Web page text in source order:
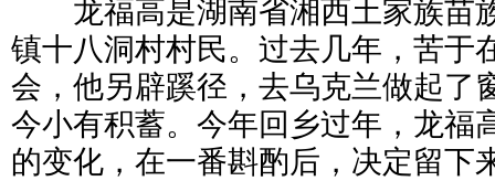
龙福高是湖南省湘西土家族苗
镇十八洞村村民。过去几年，苦于
会，他另辟蹊径，去乌克兰做起了
今小有积蓄。今年回乡过年，龙福
的变化，在一番斟酌后，决定留下